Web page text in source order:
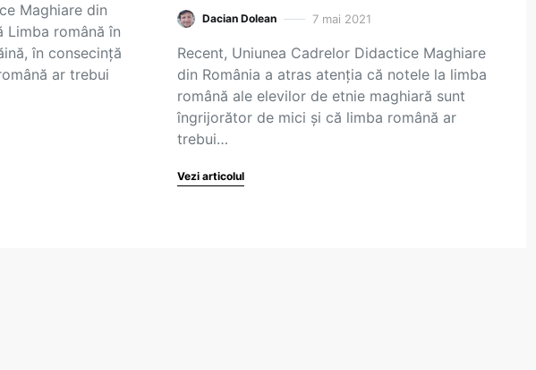
Maghiare din
Limba română în
în consecință
ar trebui
Dacian Dolean 7 mai 2021
Recent, Uniunea Cadrelor Didactice Maghiare
din România a atras atenția că notele la limba
română ale elevilor de etnie maghiară sunt
îngrijorător de mici și că limba română ar
trebui…
Vezi articolul